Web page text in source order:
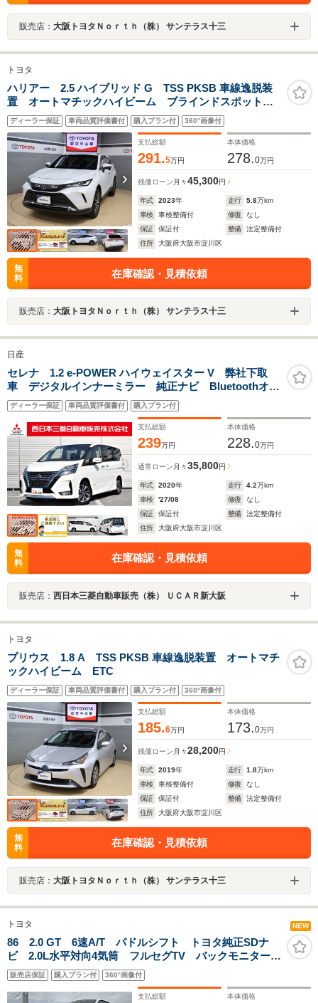
販売店： 大阪トヨタＮｏｒｔｈ（株） サンテラス十三
トヨタ
ハリアー 2.5 ハイブリッド G TSS PKSB 車線逸脱装
置 オートマチックハイビーム ブラインドスポットモ
ニター ETC
ディーラー保証 車両品質評価書付 購入プラン付 360°画像付
支払総額
291.5万円
本体価格
278.0万円
残価ローン 月々45,300円
年式 2023年 走行 5.8万km
車検
車検整備付 修復
なし
保証
保証付 整備
法定整備付
住所
大阪府大阪市淀川区
無
料
在庫確認・見積依頼
販売店： 大阪トヨタＮｏｒｔｈ（株） サンテラス十三
日産
セレナ 1.2 e-POWER ハイウェイスター V 弊社下取
車 デジタルインナーミラー 純正ナビ Bluetoothオー
ディオ ACC アラウンドビューモニター フルオート
エアコン 正規認定中古車
ディーラー保証 車両品質評価書付 購入プラン付
支払総額
239万円
本体価格
228.0万円
通常ローン 月々35,800円
年式 2020年 走行 4.2万km
車検
'27/08 修復
なし
保証
保証付 整備
法定整備付
住所
大阪府大阪市淀川区
無
料
在庫確認・見積依頼
販売店： 西日本三菱自動車販売（株） ＵＣＡＲ新大阪
トヨタ
プリウス 1.8 A TSS PKSB 車線逸脱装置 オートマチ
ックハイビーム ETC
ディーラー保証 車両品質評価書付 購入プラン付 360°画像付
支払総額
185.6万円
本体価格
173.0万円
残価ローン 月々28,200円
年式 2019年 走行 1.8万km
車検
車検整備付 修復
なし
保証
保証付 整備
法定整備付
住所
大阪府大阪市淀川区
無
料
在庫確認・見積依頼
販売店： 大阪トヨタＮｏｒｔｈ（株） サンテラス十三
トヨタ NEW
86 2.0 GT 6速A/T パドルシフト トヨタ純正SDナ
ビ 2.0L水平対向4気筒 フルセグTV バックモニター
リアスポイラー HIDヘッドライト ドラレコ ETC車載
器 エンジンプッシュスタート スマートキー 禁煙車
販売店保証 購入プラン付 360°画像付
支払総額 本体価格